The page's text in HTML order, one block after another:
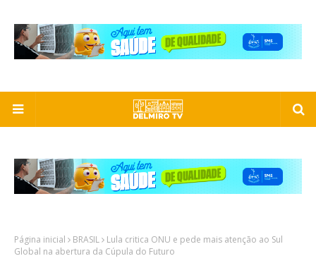
Página inicial BRASIL
Lula critica ONU e pede mais atenção ao Sul
Global na abertura da Cúpula do Futuro